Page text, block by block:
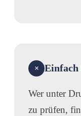
× Einfach
Wer unter
zu prüfen,